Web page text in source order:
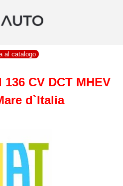
al catalogo
CV DCT MHEV
d`Italia